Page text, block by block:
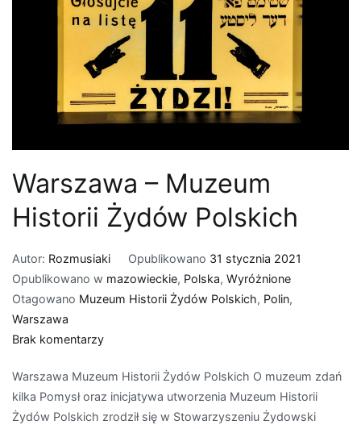
Warszawa – Muzeum
Historii Żydów Polskich
Autor: Rozmusiaki Opublikowano 31 stycznia 2021
Opublikowano w mazowieckie, Polska, Wyróżnione
Otagowano Muzeum Historii Żydów Polskich, Polin,
Warszawa
Brak komentarzydo
–
Muzeum
Historii
Warszawa Muzeum Historii Żydów Polskich O muzeum zdań
kilka Pomysł oraz inicjatywa utworzenia Muzeum Historii
Żydów Polskich zrodził się w Stowarzyszeniu Żydowski